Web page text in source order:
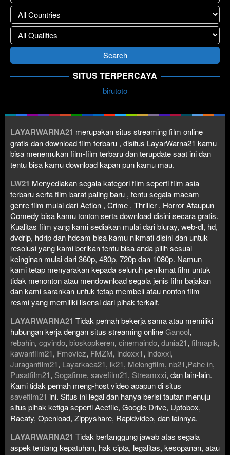
SITUS TERPERCAYA
birutoto
LAYARWARNA21 merupakan situs streaming film online
gratis dan download film terbaru , disitus LayarWarna21 kamu
bisa menemukan film-film terbaru dan terupdate saat ini dan
tentu bisa kamu download kapan pun kamu mau.
LW21 Menyediakan segala kategori film seperti film asia
terbaru serta film barat paling baru , tentu segala macam
genre film mulai dari Action , Crime , Thriller , Horror Ataupun
Comedy bisa kamu tonton serta download disini secara gratis.
Kualitas film yang kami sediakan mulai dari bluray, web-dl, hd,
dvdrip, hdrip dan hdcam bisa kamu nikmati disini dan untuk
resolusi yang kami berikan tentu bisa anda pilih sesuai
keinginan mulai dari 360p, 480p, 720p dan 1080p. Namun
kami tetap menyarakan kepada seluruh penikmat film untuk
tidak menonton atau mendownload segala jenis film bajakan
dan kami sarankan untuk tetap membeli atau nonton film
resmi yang memiliki lisensi dari pihak terkait.
LAYARWARNA21 Tidak pernah bekerja sama atau memiliki
hubungan kerja dengan situs streaming onlineGanool,
rebahin, cgvindo, bioskopkeren, cinemaindo, dunia21, filmapik,
kawanfilm21, Fmoviez, FMZM, indoxx1, indoxxi,
Juraganfilm21, Layarkaca21, lk21, Melongfilm, nb21,Pahe in,
Pusatfilm21, Sogafime, savefilm21, Streamxxi, dan lain-lain.
Kami tidak pernah meng-host video apapun di situs
savefilm21 ini. Situs ini legal dan hanya berisi tautan menuju
situs pihak ketiga seperti Acefile, Google Drive, Uptobox,
Racaty, Openload, Zippyshare, Rapidvideo, dan lainnya.
LAYARWARNA21 Tidak bertanggung jawab atas segala
aspek tentang kepatuhan, hak cipta, legalitas, kesopanan, atau